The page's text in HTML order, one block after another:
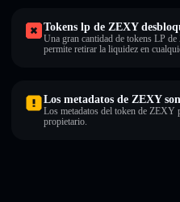
Tokens lp de ZEXY
Una gran cantidad de tokens LP
permite retirar la liquidez en
Los metadatos de ZEXY
Los metadatos del token de ZEXY
propietario.